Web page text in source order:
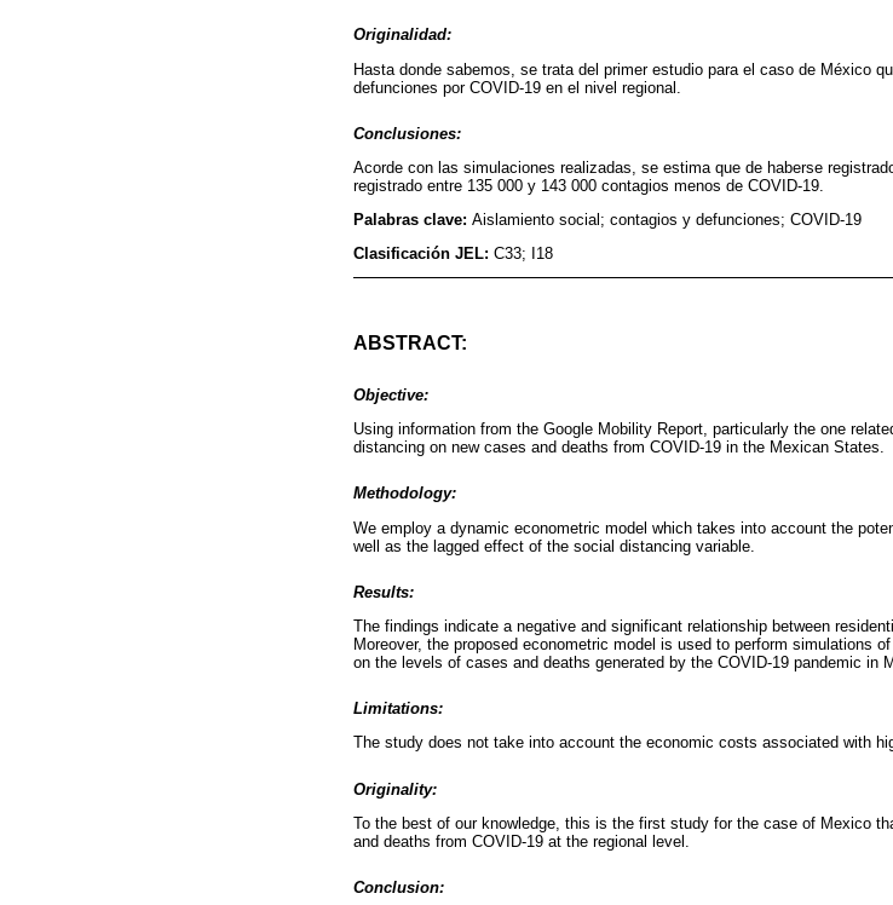
Originalidad:
Hasta donde sabemos, se trata del primer estudio para el caso de México
defunciones por COVID-19 en el nivel regional.
Conclusiones:
Acorde con las simulaciones realizadas, se estima que de haberse
registrado entre 135 000 y 143 000 contagios menos de COVID-19.
Palabras clave: Aislamiento social; contagios y defunciones; COVID-19
Clasificación JEL: C33; I18
ABSTRACT:
Objective:
Using information from the Google Mobility Report, particularly the one
distancing on new cases and deaths from COVID-19 in the Mexican States.
Methodology:
We employ a dynamic econometric model which takes into account the
well as the lagged effect of the social distancing variable.
Results:
The findings indicate a negative and significant relationship between
Moreover, the proposed econometric model is used to perform simulations
on the levels of cases and deaths generated by the COVID-19 pandemic in
Limitations:
The study does not take into account the economic costs associated with
Originality:
To the best of our knowledge, this is the first study for the case of Mexico
and deaths from COVID-19 at the regional level.
Conclusion: